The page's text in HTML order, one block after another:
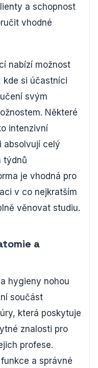
a schopnost
vhodné
nabízí možnost
kde si účastníci
svým
Některé
intenzivní
absolvují celý
týdnů
je vhodná pro
v co nejkratším
věnovat studiu.
a
hygieny nohou
součást
která poskytuje
znalosti pro
profese.
a správné